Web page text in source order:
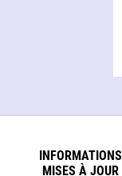
INFORMATIONS
MISES À JOUR